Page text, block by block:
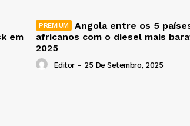
em
Angola entre os 5
africanos com o diesel mais
2025
Editor - 25 De Setembro, 2025